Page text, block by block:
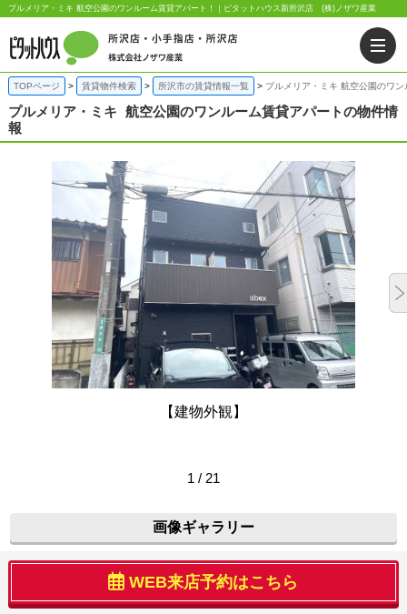
プルメリア・ミキ 航空公園のワンルーム賃貸アパート！｜ピタットハウス新所沢店 (株)ノザワ産業
TOPページ 賃貸物件検索 所沢市の賃貸情報一覧 プルメリア・ミキ 航空公園のワ
プルメリア・ミキ 航空公園のワンルーム賃貸アパートの物件情
報
【建物外観】
1 / 21
画像ギャラリー
WEB来店予約はこちら